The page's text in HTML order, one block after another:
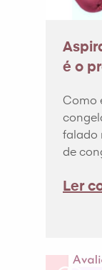
é o
Como
falado
de
Ler